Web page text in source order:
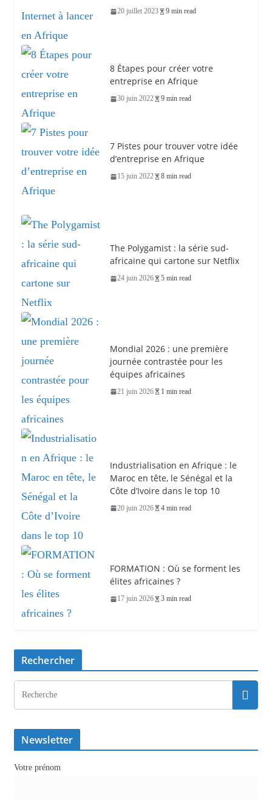
20 juillet 2023 9 min read
8 Étapes pour créer votre
entreprise en Afrique
30 juin 2022 9 min read
7 Pistes pour trouver votre idée
d’entreprise en Afrique
15 juin 2022 8 min read
The Polygamist : la série sud-
africaine qui cartone sur Netflix
24 juin 2026 5 min read
Mondial 2026 : une première
journée contrastée pour les
équipes africaines
21 juin 2026 1 min read
Industrialisation en Afrique : le
Maroc en tête, le Sénégal et la
Côte d’Ivoire dans le top 10
20 juin 2026 4 min read
FORMATION : Où se forment les
élites africaines ?
17 juin 2026 3 min read
Rechercher
Newsletter
Votre prénom